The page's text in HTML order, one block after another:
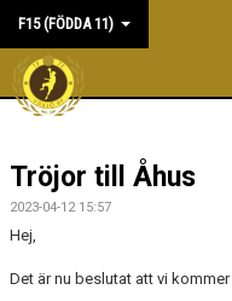
F15 (FÖDDA 11)
HEM
NYHETER
KALENDER
MATCHER
Tröjor till Åhus
2023-04-12 15:57
Hej,
Det är nu beslutat att vi